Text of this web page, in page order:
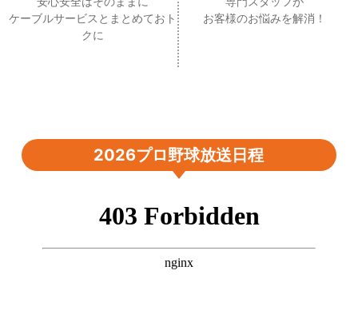
ケーブルサービスとまとめておト
クに
お客様のお悩みを解消！
2026プロ野球放送日程